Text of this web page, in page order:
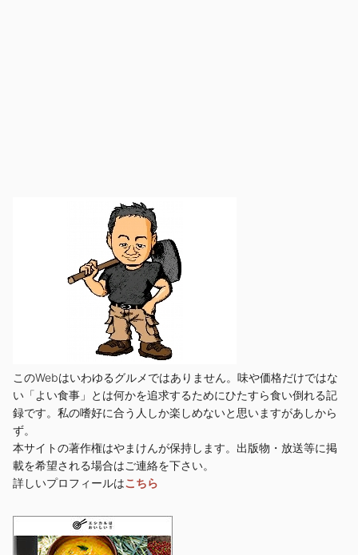
このWebはいわゆるグルメではありません。味や価格だけではな
い「よい食事」とは何かを追求するためにひたすら食い倒れる記
録です。私の嗜好に合う人しか楽しめないと思いますがあしから
ず。
本サイトの著作権はやまけんが保持します。出版物・放送等に掲
載を希望される場合はご連絡を下さい。
詳しいプロフィールはこちら